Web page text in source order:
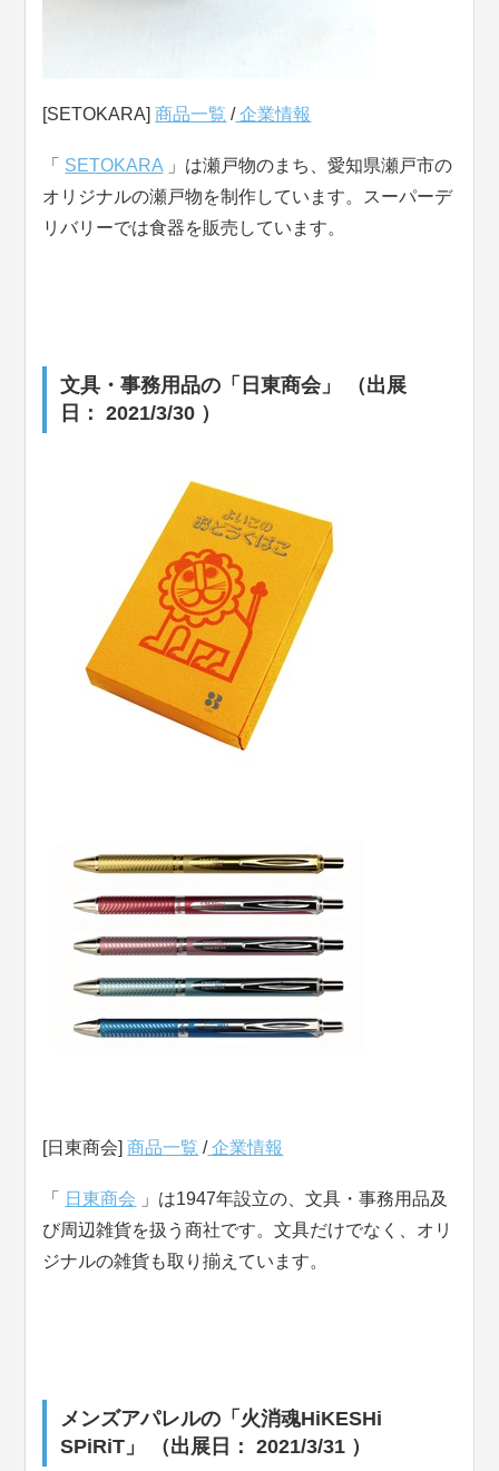
[SETOKARA]商品一覧 /企業情報
「 SETOKARA 」は瀬戸物のまち、愛知県瀬戸市の
オリジナルの瀬戸物を制作しています。スーパーデ
リバリーでは食器を販売しています。
文具・事務用品の「日東商会」 （出展
日： 2021/3/30 ）
[日東商会]商品一覧 /企業情報
「 日東商会 」は1947年設立の、文具・事務用品及
び周辺雑貨を扱う商社です。文具だけでなく、オリ
ジナルの雑貨も取り揃えています。
メンズアパレルの「火消魂HiKESHi
SPiRiT」 （出展日： 2021/3/31 ）